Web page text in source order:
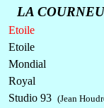
LA
Etoile
Etoile
Mondial
Royal
Studio 93 (Jean